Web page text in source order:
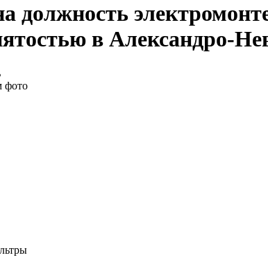
должность
в Александро-
фото